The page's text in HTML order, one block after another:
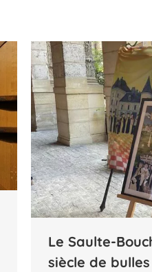
Le Saulte-
siècle de